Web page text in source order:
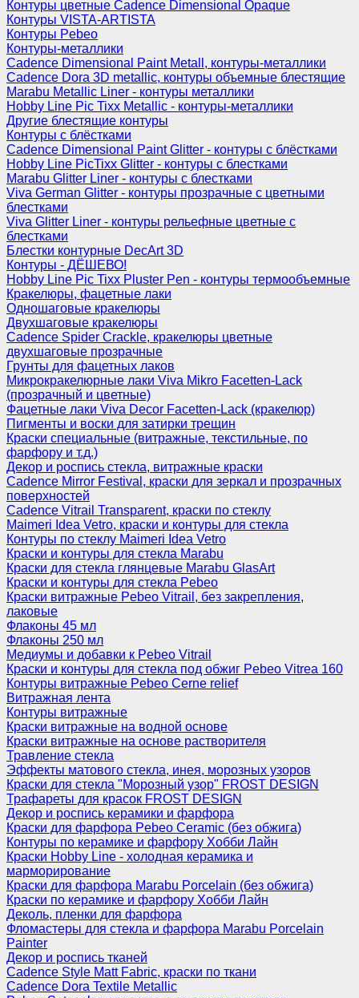
Контуры цветные Cadence Dimensional Opaque
Контуры VISTA-ARTISTA
Контуры Pebeo
Контуры-металлики
Cadence Dimensional Paint Metall, контуры-металлики
Cadence Dora 3D metallic, контуры объемные блестящие
Marabu Metallic Liner - контуры металлики
Hobby Line Pic Tixx Metallic - контуры-металлики
Другие блестящие контуры
Контуры с блёстками
Cadence Dimensional Paint Glitter - контуры с блёстками
Hobby Line PicTixx Glitter - контуры с блестками
Marabu Glitter Liner - контуры с блестками
Viva German Glitter - контуры прозрачные с цветными
блестками
Viva Glitter Liner - контуры рельефные цветные с
блестками
Блестки контурные DecArt 3D
Контуры - ДЁШЕВО!
Hobby Line Pic Tixx Pluster Pen - контуры термообъемные
Кракелюры, фацетные лаки
Одношаговые кракелюры
Двухшаговые кракелюры
Cadence Spider Crackle, кракелюры цветные
двухшаговые прозрачные
Грунты для фацетных лаков
Микрокракелюрные лаки Viva Mikro Facetten-Lack
(прозрачный и цветные)
Фацетные лаки Viva Decor Facetten-Lack (кракелюр)
Пигменты и воски для затирки трещин
Краски специальные (витражные, текстильные, по
фарфору и т.д.)
Декор и роспись стекла, витражные краски
Cadence Mirror Festival, краски для зеркал и прозрачных
поверхностей
Cadence Vitrail Transparent, краски по стеклу
Maimeri Idea Vetro, краски и контуры для стекла
Контуры по стеклу Maimeri Idea Vetro
Краски и контуры для стекла Marabu
Краски для стекла глянцевые Marabu GlasArt
Краски и контуры для стекла Pebeo
Краски витражные Pebeo Vitrail, без закрепления,
лаковые
Флаконы 45 мл
Флаконы 250 мл
Медиумы и добавки к Pebeo Vitrail
Краски и контуры для стекла под обжиг Pebeo Vitrea 160
Контуры витражные Pebeo Cerne relief
Витражная лента
Контуры витражные
Краски витражные на водной основе
Краски витражные на основе растворителя
Травление стекла
Эффекты матового стекла, инея, морозных узоров
Краски для стекла "Морозный узор" FROST DESIGN
Трафареты для красок FROST DESIGN
Декор и роспись керамики и фарфора
Краски для фарфора Pebeo Ceramic (без обжига)
Контуры по керамике и фарфору Хобби Лайн
Краски Hobby Line - холодная керамика и
марморирование
Краски для фарфора Marabu Porcelain (без обжига)
Краски по керамике и фарфору Хобби Лайн
Деколь, пленки для фарфора
Фломастеры для стекла и фарфора Marabu Porcelain
Painter
Декор и роспись тканей
Cadence Style Matt Fabric, краски по ткани
Cadence Dora Textile Metallic